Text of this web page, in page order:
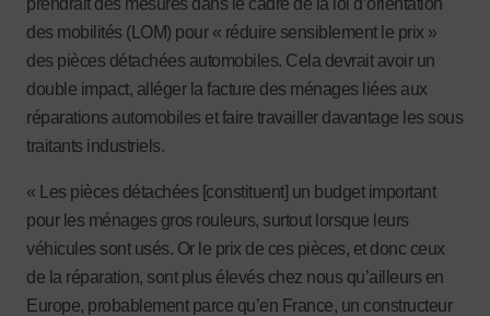
des mobilités (LOM) pour « réduire sensiblement le prix »
des pièces détachées automobiles. Cela devrait avoir un
double impact, alléger la facture des ménages liées aux
réparations automobiles et faire travailler davantage les sous
traitants industriels.
« Les pièces détachées [constituent] un budget important
pour les ménages gros rouleurs, surtout lorsque leurs
véhicules sont usés. Or le prix de ces pièces, et donc ceux
de la réparation, sont plus élevés chez nous qu’ailleurs en
Europe, probablement parce qu’en France, un constructeur